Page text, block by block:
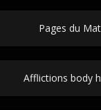
Pages du
Afflictions body